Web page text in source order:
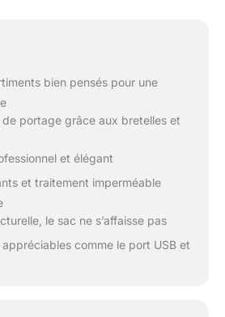
bien pensés pour une
portage grâce aux bretelles et
et élégant
et traitement imperméable
le sac ne s’affaisse pas
comme le port USB et